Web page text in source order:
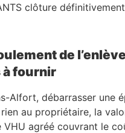
clôture
de
à fournir
Alfort, débarrasser une
au propriétaire, la
VHU agréé couvrant le